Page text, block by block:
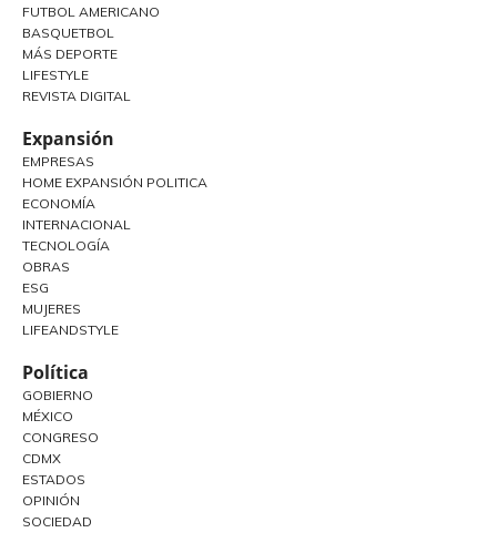
FUTBOL AMERICANO
BASQUETBOL
MÁS DEPORTE
LIFESTYLE
REVISTA DIGITAL
Expansión
EMPRESAS
HOME EXPANSIÓN POLITICA
ECONOMÍA
INTERNACIONAL
TECNOLOGÍA
OBRAS
ESG
MUJERES
LIFEANDSTYLE
Política
GOBIERNO
MÉXICO
CONGRESO
CDMX
ESTADOS
OPINIÓN
SOCIEDAD